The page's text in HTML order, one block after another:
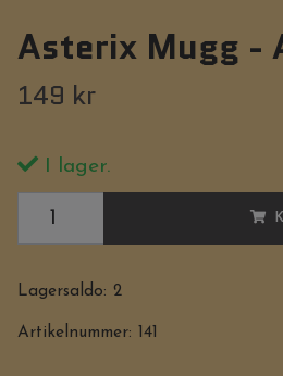
Asterix Mugg -
149 kr
I lager.
Lagersaldo: 2
Artikelnummer: 141